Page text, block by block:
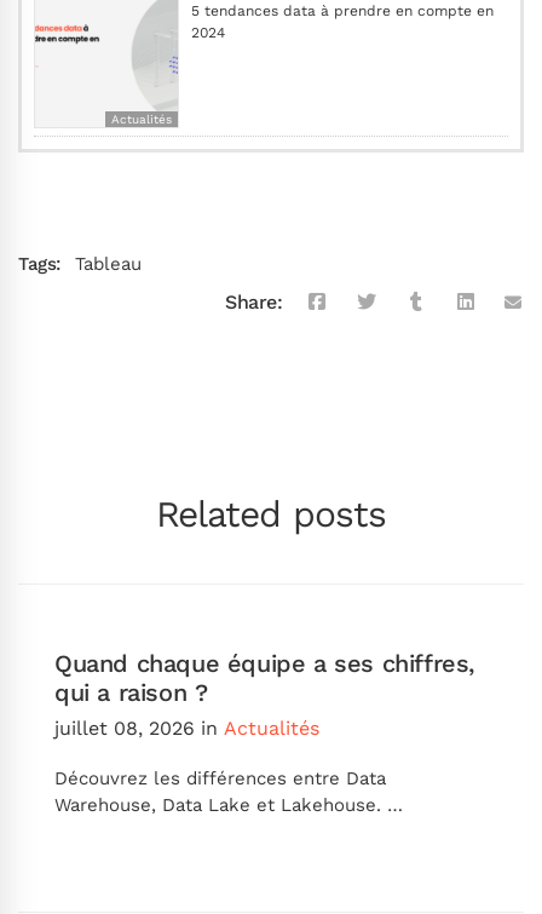
Actualités
5 tendances data à prendre en compte en
2024
Tags: Tableau
Share:
Related posts
Quand chaque équipe a ses chiffres,
qui a raison ?
juillet 08, 2026 in Actualités
Découvrez les différences entre Data
Warehouse, Data Lake et Lakehouse. …